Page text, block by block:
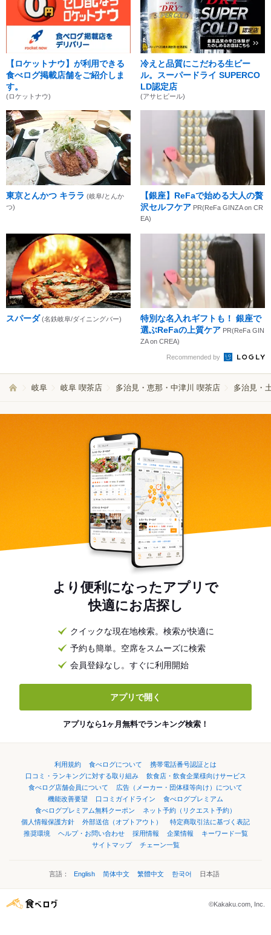
【ロケットナウ】が利用できる
食べログ掲載店舗をご紹介しま
す。
(ロケットナウ)
冷えと品質にこだわる生ビー
ル。スーパードライ SUPERCO
LD認定店
(アサヒビール)
東京とんかつ キララ (岐阜/とんか
つ)
【銀座】ReFaで始める大人の贅
沢セルフケア PR(ReFa GINZA on CR
EA)
スパーダ (名鉄岐阜/ダイニングバー)
特別な名入れギフトも！ 銀座で
選ぶReFaの上質ケア PR(ReFa GIN
ZA on CREA)
Recommended by
岐阜 岐阜 喫茶店 多治見・恵那・中津川 喫茶店 多治見・
より便利になったアプリで
快適にお店探し
クイックな現在地検索。検索が快適に
予約も簡単。空席をスムーズに検索
会員登録なし。すぐに利用開始
アプリで開く
アプリなら1ヶ月無料でランキング検索！
利用規約 食べログについて
携帯電話番号認証とは
口コミ・ランキングに対する取り組み
飲食店・飲食企業様向けサービス
食べログ店舗会員について
広告（メーカー・団体様等向け）について
機能改善要望
口コミガイドライン
食べログプレミアム
食べログプレミアム無料クーポン
ネット予約（リクエスト予約）
個人情報保護方針
外部送信（オプトアウト）
特定商取引法に基づく表記
推奨環境
ヘルプ・お問い合わせ 採用情報 企業情報
キーワード一覧
サイトマップ
チェーン一覧
言語： English 简体中文 繁體中文 한국어 日本語
©Kakaku.com, Inc.